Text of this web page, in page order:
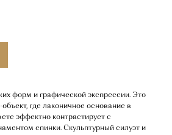
форм и графической экспрессии. Это
где лаконичное основание в
эффектно контрастирует с
спинки. Скульптурный силуэт и